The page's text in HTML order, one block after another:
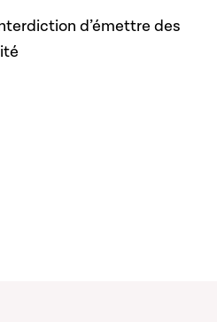
d’émettre des